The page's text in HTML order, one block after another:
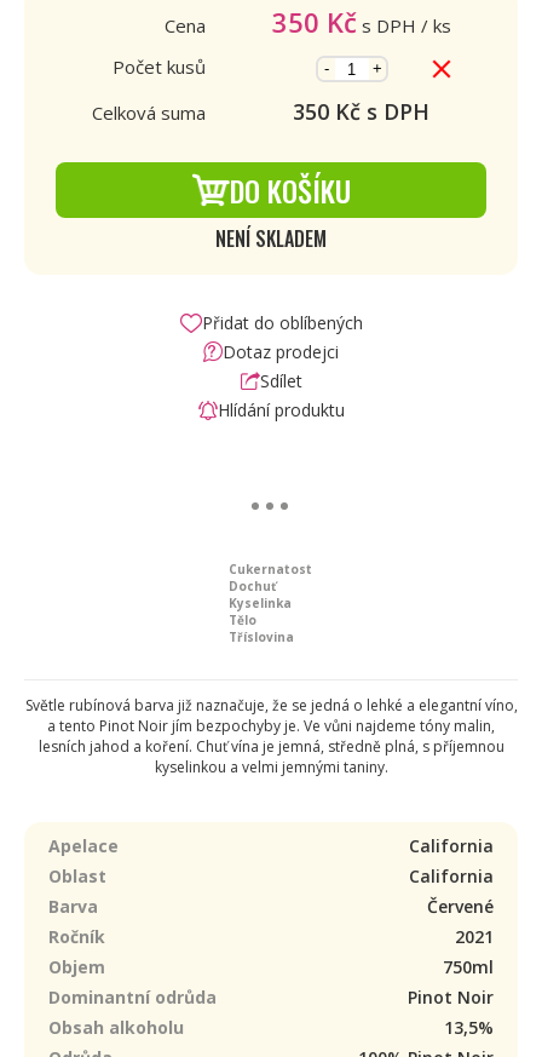
Cena 350 Kč s DPH / ks
Počet kusů
- +
Celková suma 350 Kč s DPH
DO KOŠÍKU
NENÍ SKLADEM
Přidat do oblíbených
Dotaz prodejci
Sdílet
Hlídání produktu
Cukernatost
Dochuť
Kyselinka
Tělo
Tříslovina
Světle rubínová barva již naznačuje, že se jedná o lehké a elegantní víno,
a tento Pinot Noir jím bezpochyby je. Ve vůni najdeme tóny malin,
lesních jahod a koření. Chuť vína je jemná, středně plná, s příjemnou
kyselinkou a velmi jemnými taniny.
Apelace
California
Oblast
California
Barva
Červené
Ročník
2021
Objem
750ml
Dominantní odrůda
Pinot Noir
Obsah alkoholu
13,5%